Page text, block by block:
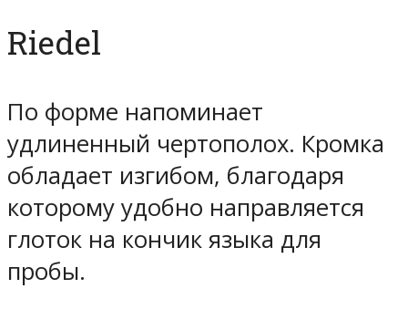
Riedel
По форме напоминает
удлиненный чертополох. Кромка
обладает изгибом, благодаря
которому удобно направляется
глоток на кончик языка для
пробы.